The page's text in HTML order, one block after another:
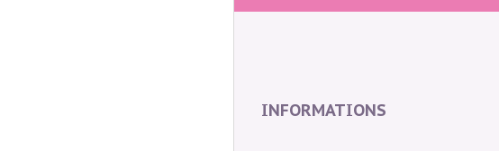
INFORMATIONS